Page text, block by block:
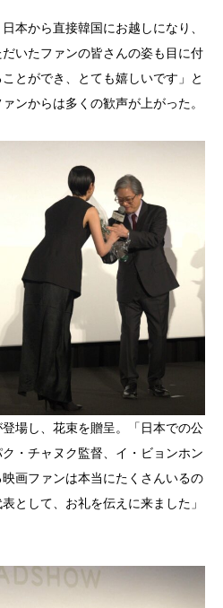
本から直接韓国にお越しになり、
いたファンの皆さんの姿も目に付
とができ、とても嬉しいです」と
ンからは多くの歓声が上がった。
場し、花束を贈呈。「日本での公
・チャヌク監督、イ・ビョンホン
画ファンは本当にたくさんいるの
として、お礼を伝えに来ました」